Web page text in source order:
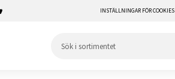
INSTÄLLNINGAR FÖR COOKIES